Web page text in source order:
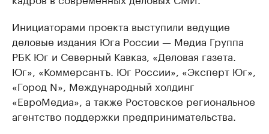
Инициаторами проекта выступили ведущие
деловые издания Юга России — Медиа Группа
РБК Юг и Северный Кавказ, «Деловая газета.
Юг», «Коммерсантъ. Юг России», «Эксперт Юг»,
«Город N», Международный холдинг
«ЕвроМедиа», а также Ростовское региональное
агентство поддержки предпринимательства.